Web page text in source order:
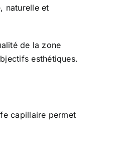
naturelle et
de la zone
esthétiques.
capillaire permet